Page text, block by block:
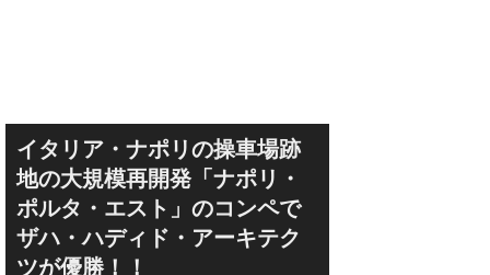
イタリア・ナポリの操車場跡
地の大規模再開発「ナポリ・
ポルタ・エスト」のコンペで
ザハ・ハディド・アーキテク
ツが優勝！！